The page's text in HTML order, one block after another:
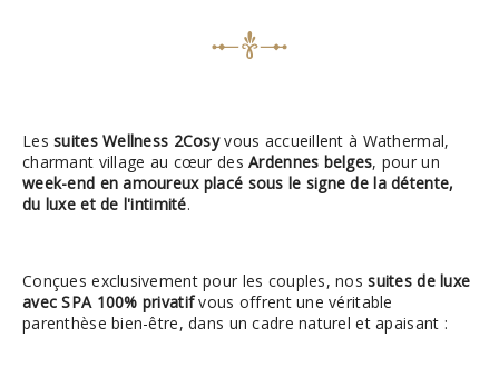
Lessuites Wellness 2Cosyvous accueillent à Wathermal,
charmant village au cœur desArdennes belges, pour un
week-end en amoureux placé sous le signe de la détente,
du luxe et de l'intimité.
Conçues exclusivement pour les couples, nossuites de luxe
avec SPA 100% privatifvous offrent une véritable
parenthèse bien-être, dans un cadre naturel et apaisant :